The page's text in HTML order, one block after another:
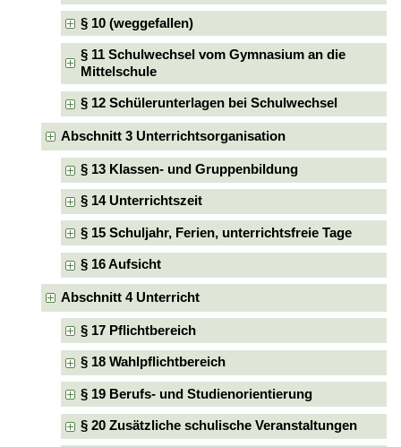
§ 10 (weggefallen)
§ 11 Schulwechsel vom Gymnasium an die
Mittelschule
§ 12 Schülerunterlagen bei Schulwechsel
Abschnitt 3 Unterrichtsorganisation
§ 13 Klassen- und Gruppenbildung
§ 14 Unterrichtszeit
§ 15 Schuljahr, Ferien, unterrichtsfreie Tage
§ 16 Aufsicht
Abschnitt 4 Unterricht
§ 17 Pflichtbereich
§ 18 Wahlpflichtbereich
§ 19 Berufs- und Studienorientierung
§ 20 Zusätzliche schulische Veranstaltungen